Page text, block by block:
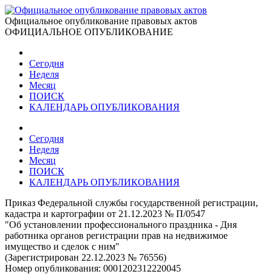
Официальное опубликование правовых актов
ОФИЦИАЛЬНОЕ ОПУБЛИКОВАНИЕ
Сегодня
Неделя
Месяц
ПОИСК
КАЛЕНДАРЬ ОПУБЛИКОВАНИЯ
Сегодня
Неделя
Месяц
ПОИСК
КАЛЕНДАРЬ ОПУБЛИКОВАНИЯ
Приказ Федеральной службы государственной регистрации,
кадастра и картографии от 21.12.2023 № П/0547
"Об установлении профессионального праздника - Дня
работника органов регистрации прав на недвижимое
имущество и сделок с ним"
(Зарегистрирован 22.12.2023 № 76556)
Номер опубликования: 0001202312220045